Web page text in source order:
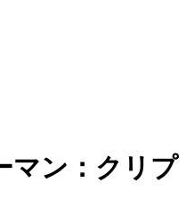
マン：クリプ